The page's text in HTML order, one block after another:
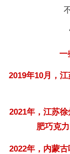
一
2019年10月，
2021年，江苏
肥巧克
2022年，内蒙